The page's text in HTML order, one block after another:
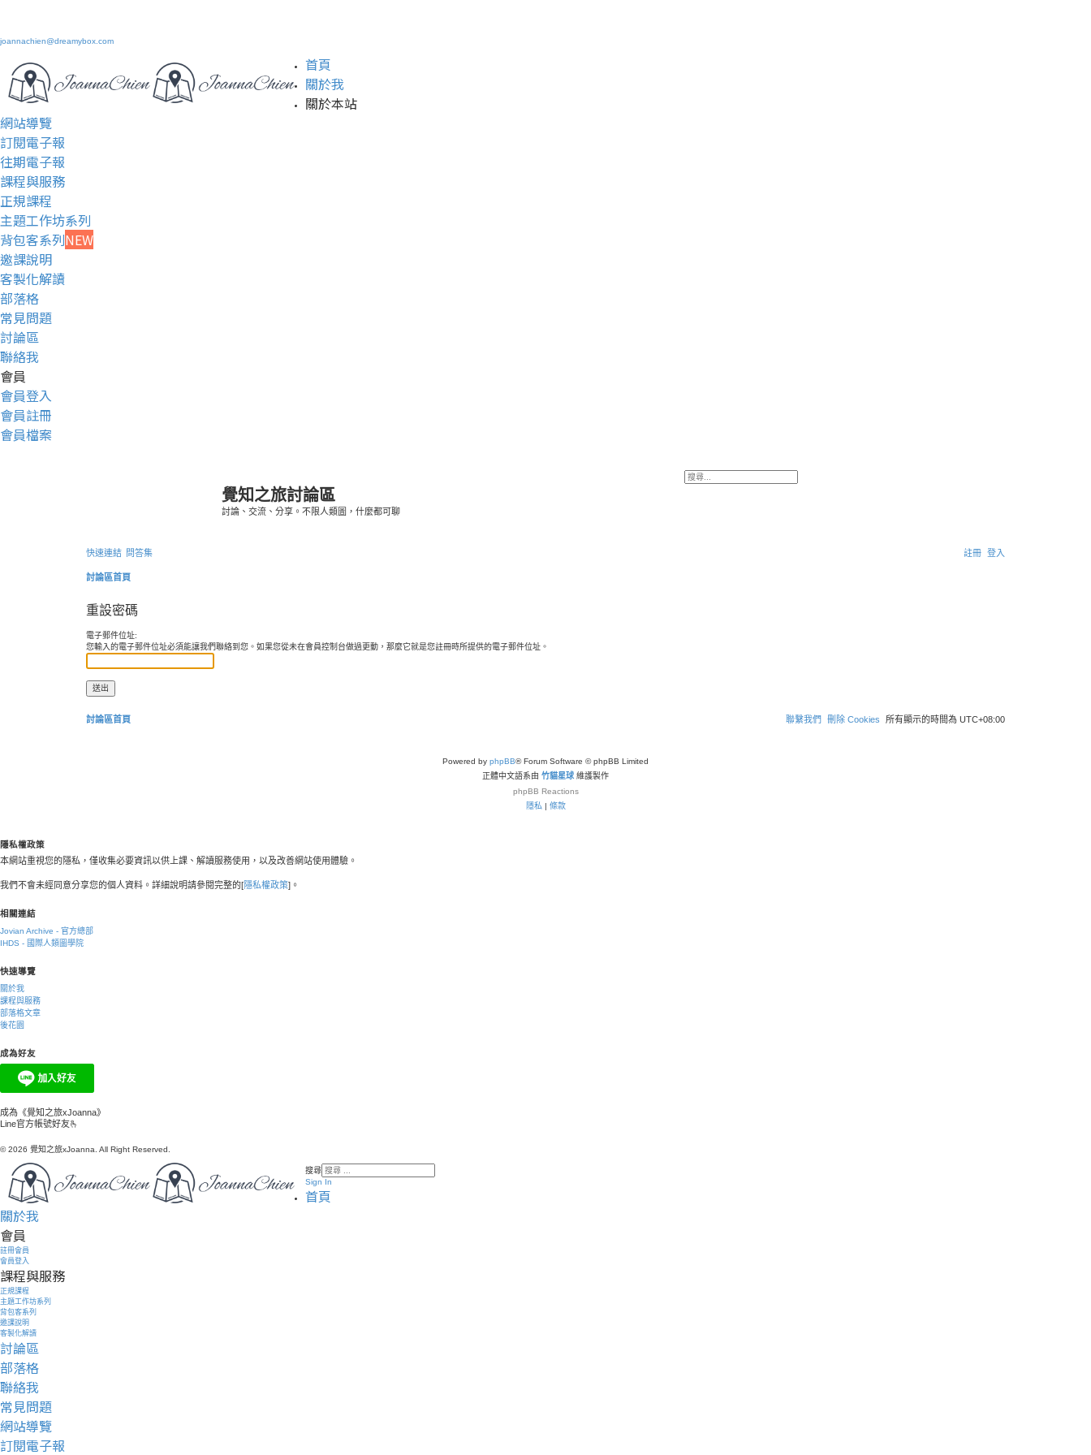
joannachien@dreamybox.com
首頁
關於我
關於本站
網站導覽
訂閱電子報
往期電子報
課程與服務
正規課程
主題工作坊系列
背包客系列NEW
邀課說明
客製化解讀
部落格
常見問題
討論區
聯絡我
會員
會員登入
會員註冊
會員檔案
覺知之旅討論區
討論、交流、分享。不限人類圖，什麼都可聊
快速連結 問答集 登入
註冊
討論區首頁
重設密碼
電子郵件位址:
您輸入的電子郵件位址必須能讓我們聯絡到您。如果您從未在會員控制台做過更動，那麼它就是您註冊時所提供的電子郵件位址。
討論區首頁 所有顯示的時間為 UTC+08:00
刪除 Cookies
聯繫我們
Powered by phpBB® Forum Software © phpBB Limited
正體中文語系由 竹貓星球 維護製作
phpBB Reactions
隱私 | 條款
隱私權政策
本網站重視您的隱私，僅收集必要資訊以供上課、解讀服務使用，以及改善網站使用體驗。
我們不會未經同意分享您的個人資料。詳細說明請參閱完整的[隱私權政策]。
相關連結
Jovian Archive - 官方總部
IHDS - 國際人類圖學院
快速導覽
關於我
課程與服務
部落格文章
後花園
成為好友
成為《覺知之旅xJoanna》
Line官方帳號好友🫰
© 2026 覺知之旅xJoanna. All Right Reserved.
搜尋
Sign In
首頁
關於我
會員
註冊會員
會員登入
課程與服務
正規課程
主題工作坊系列
背包客系列
邀課說明
客製化解讀
討論區
部落格
聯絡我
常見問題
網站導覽
訂閱電子報